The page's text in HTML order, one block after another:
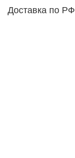
Доставка по РФ